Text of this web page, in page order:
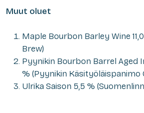
Muut oluet
Maple Bourbon Barley Wine
Brew)
Pyynikin Bourbon Barrel Aged
% (Pyynikin Käsityöläispanimo
Ulrika Saison 5,5 %